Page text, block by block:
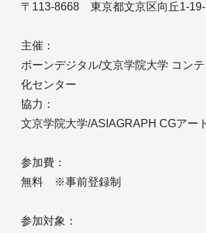
〒113-8668 東京都文京区向丘1-
主催：
ボーンデジタル/文京学院大学 コン
化センター
協力：
文京学院大学/ASIAGRAPH CGアー
参加費：
無料 ※事前登録制
参加対象：